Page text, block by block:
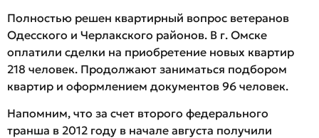
Полностью решен квартирный вопрос ветеранов
Одесского и Черлакского районов. В г. Омске
оплатили сделки на приобретение новых квартир
218 человек. Продолжают заниматься подбором
квартир и оформлением документов 96 человек.
Напомним, что за счет второго федерального
транша в 2012 году в начале августа получили